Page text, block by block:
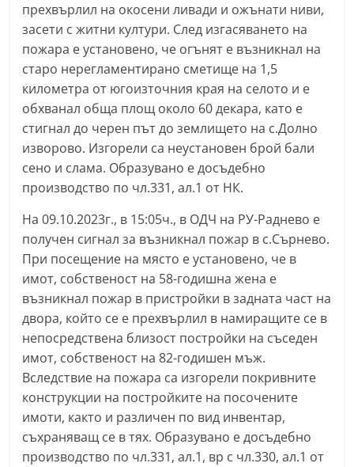
–
k
a
z
a
n
l
a
k
.
i
n
f
o
,
k
a
a
n
l
прехвърлил на окосени ливади и ожънати ниви,
засети с житни култури. След изгасяването на
пожара е установено, че огънят е възникнал на
старо нерегламентирано сметище на 1,5
километра от югоизточния края на селото и е
обхванал обща площ около 60 декара, като е
стигнал до черен път до землището на с.Долно
изворово. Изгорели са неустановен брой бали
сено и слама. Образувано е досъдебно
производство по чл.331, ал.1 от НК.
На 09.10.2023г., в 15:05ч., в ОДЧ на РУ-Раднево е
получен сигнал за възникнал пожар в с.Сърнево.
При посещение на място е установено, че в
имот, собственост на 58-годишна жена е
възникнал пожар в пристройки в задната част на
двора, който се е прехвърлил в намиращите се в
непосредствена близост постройки на съседен
имот, собственост на 82-годишен мъж.
Вследствие на пожара са изгорели покривните
конструкции на постройките на посочените
имоти, както и различен по вид инвентар,
съхраняващ се в тях. Образувано е досъдебно
производство по чл.331, ал.1, вр с чл.330, ал.1 от